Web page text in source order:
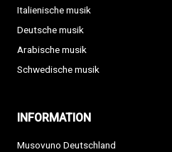
Italienische musik
Deutsche musik
Arabische musik
Schwedische musik
INFORMATION
Musovuno Deutschland